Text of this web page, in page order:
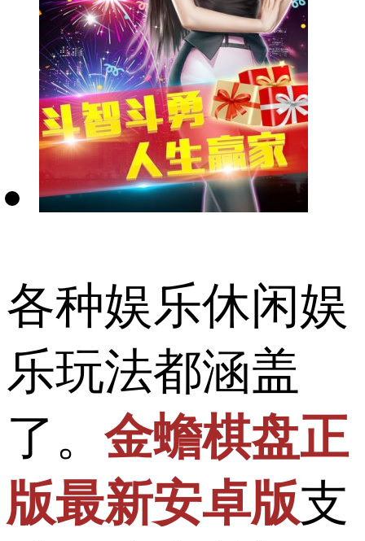
各种娱乐休闲娱
乐玩法都涵盖
了。 金蟾棋盘正
版最新安卓版支